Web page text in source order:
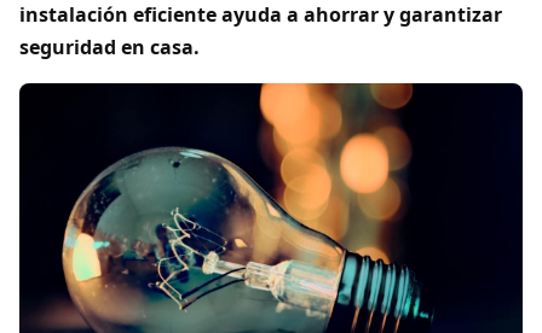
instalación eficiente ayuda a ahorrar y garantizar
seguridad en casa.